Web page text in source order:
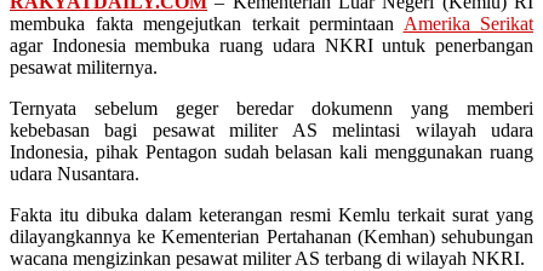
membuka fakta mengejutkan terkait permintaan Amerika Serikat
agar Indonesia membuka ruang udara NKRI untuk penerbangan
pesawat militernya.
Ternyata sebelum geger beredar dokumenn yang memberi
kebebasan bagi pesawat militer AS melintasi wilayah udara
Indonesia, pihak Pentagon sudah belasan kali menggunakan ruang
udara Nusantara.
Fakta itu dibuka dalam keterangan resmi Kemlu terkait surat yang
dilayangkannya ke Kementerian Pertahanan (Kemhan) sehubungan
wacana mengizinkan pesawat militer AS terbang di wilayah NKRI.